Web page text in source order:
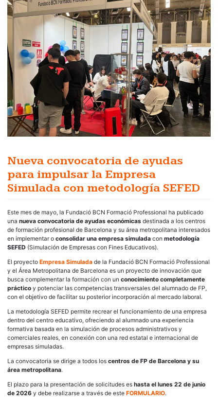
Nueva convocatoria de ayudas
para impulsar la Empresa
Simulada con metodología SEFED
Este mes de mayo, la Fundació BCN Formació Professional ha publicado
una nueva convocatoria de ayudas económicas destinada a los centros
de formación profesional de Barcelona y su área metropolitana interesados
en implementar o consolidar una empresa simulada con metodología
SEFED (Simulación de Empresas con Fines Educativos).
El proyecto Empresa Simulada de la Fundació BCN Formació Professional
y el Área Metropolitana de Barcelona es un proyecto de innovación que
busca complementar la formación con un conocimiento completamente
práctico y potenciar las competencias transversales del alumnado de FP,
con el objetivo de facilitar su posterior incorporación al mercado laboral.
La metodología SEFED permite recrear el funcionamiento de una empresa
dentro del centro educativo, ofreciendo al alumnado una experiencia
formativa basada en la simulación de procesos administrativos y
comerciales reales, en conexión con una red estatal e internacional de
empresas simuladas.
La convocatoria se dirige a todos los centros de FP de Barcelona y su
área metropolitana.
El plazo para la presentación de solicitudes es hasta el lunes 22 de junio
de 2026 y debe realizarse a través de este FORMULARIO.